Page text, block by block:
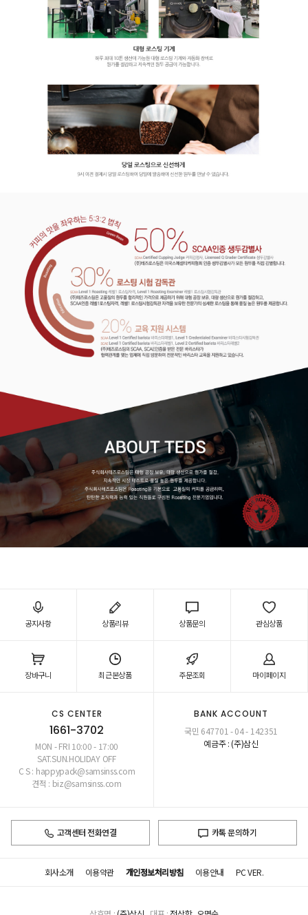
공지사항 상품리뷰 상품문의 관심상품
장바구니 최근본상품 주문조회 마이페이지
CS CENTER
1661-3702
MON - FRI 10:00 - 17:00
SAT.SUN.HOLIDAY OFF
C S : happypack@samsinss.com
견적 : biz@samsinss.com
BANK ACCOUNT
국민 647701 - 04 - 142351
예금주 : (주)삼신
고객센터 전화연결 카톡 문의하기
회사소개 이용약관 개인정보처리방침 이용안내 PC VER.